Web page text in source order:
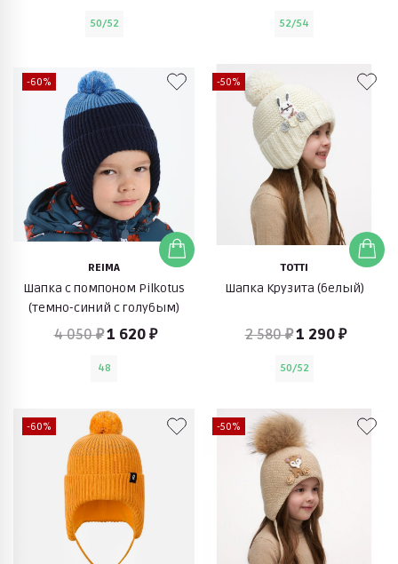
50/52 52/54
-60%
REIMA
Шапка с помпоном Pilkotus
(темно-синий с голубым)
4 050 ₽1 620 ₽
48
-50%
TOTTI
Шапка Крузита (белый)
2 580 ₽1 290 ₽
50/52
-60% -50%